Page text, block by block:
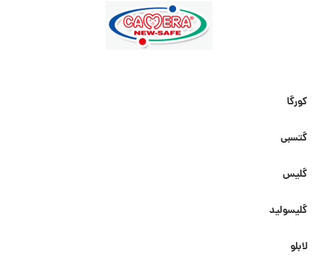
کورگا
گتسبی
گلیس
گلیسولید
لابلو